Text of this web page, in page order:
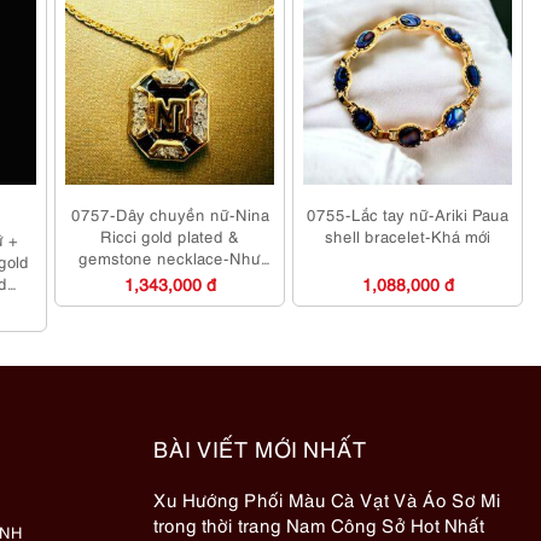
+
0757-Dây chuyền nữ-Nina
Ricci gold plated &
gemstone necklace-Như
mới
1,343,000 đ
0755-Lắc tay nữ-Ariki Paua
shell bracelet-Khá mới
1,088,000 đ
BÀI VIẾT MỚI NHẤT
Xu Hướng Phối Màu Cà Vạt Và Áo Sơ Mi
trong thời trang Nam Công Sở Hot Nhất